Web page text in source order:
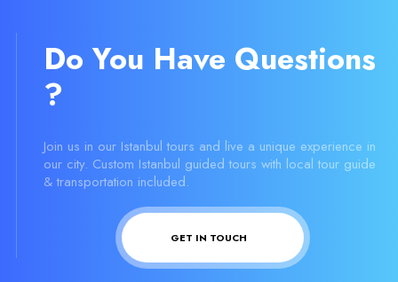
Do You Have Questions
?
Join us in our Istanbul tours and live a unique experience in
our city. Custom Istanbul guided tours with local tour guide
& transportation included.
GET IN TOUCH